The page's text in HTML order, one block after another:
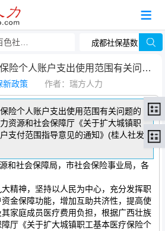
社保新政策
关于扩大职工基本医疗保险个人账户支出使用范围有关问题的
新政策 作者：瑞方人力
险个人账户支出使用范围有关问题的
资源和社会保障厅《关于扩大城镇职
支付范围指导意见的通知》(桂人社发
社会保障局，市社会保险事业局，各
神，坚持以人民为中心，充分发挥职
金保障功能，增加互助共济性，提高使
家庭成员医疗费用负担，根据广西壮族
厅《关于扩大城镇职工基本医疗保险个